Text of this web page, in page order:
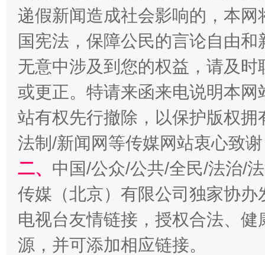
揭批美国五大"原罪" "炒
递假新闻造成社会影响的，本
国宪法，保障公民的言论自由
无意中涉及到您的权益，请及
或更正。特请来函来电说明本
站有权先行撤除，以保护版权
法制/新闻网等传媒网站衷心致
二、 中国/公众/公共/全民/法治/
传媒（北京）有限公司独家协
电视台友情链接，授权合法、
源，并可添加相应链接。